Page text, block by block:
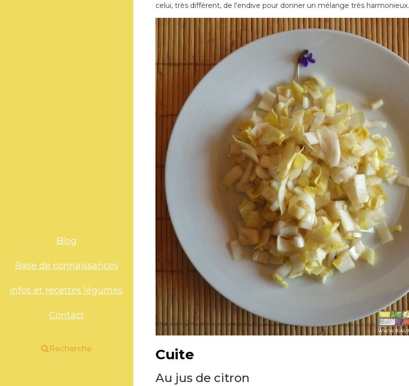
Blog
Base de connaissances
Infos et recettes légumes
Contact
Recherche
celui, très différent, de l’endive pour donner un mélange très harmonieux.
Cuite
Au jus de citron